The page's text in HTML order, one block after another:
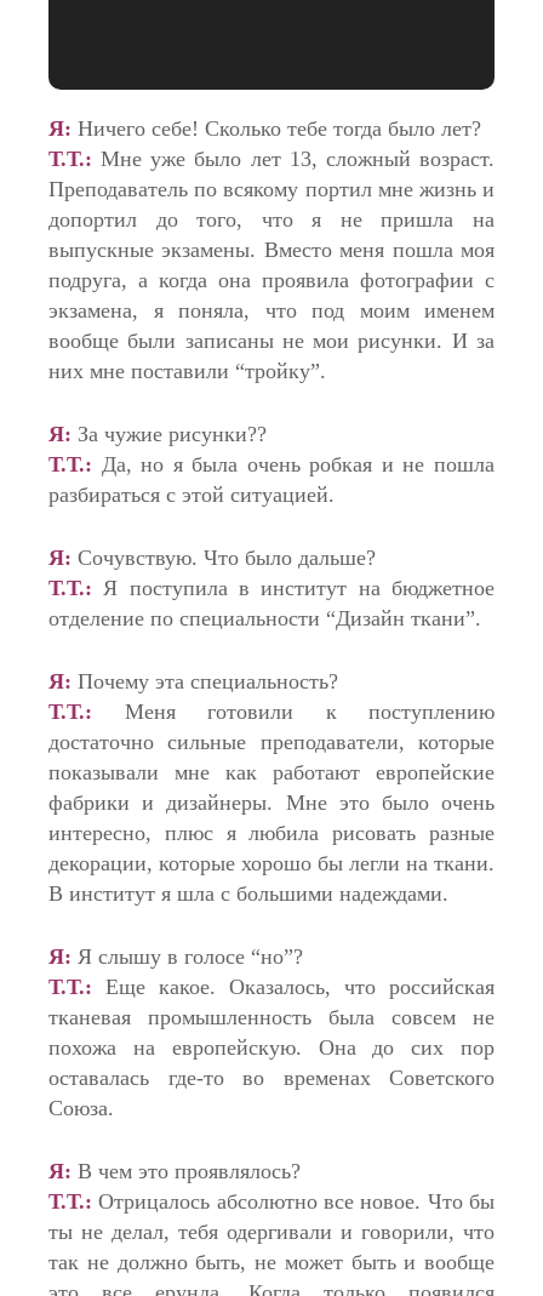
Я: Ничего себе! Сколько тебе тогда было лет?
Т.Т.: Мне уже было лет 13, сложный возраст.
Преподаватель по всякому портил мне жизнь и
допортил до того, что я не пришла на
выпускные экзамены. Вместо меня пошла моя
подруга, а когда она проявила фотографии с
экзамена, я поняла, что под моим именем
вообще были записаны не мои рисунки. И за
них мне поставили “тройку”.
Я: За чужие рисунки??
Т.Т.: Да, но я была очень робкая и не пошла
разбираться с этой ситуацией.
Я: Сочувствую. Что было дальше?
Т.Т.: Я поступила в институт на бюджетное
отделение по специальности “Дизайн ткани”.
Я: Почему эта специальность?
Т.Т.:
Меня готовили к поступлению
достаточно сильные преподаватели, которые
показывали мне как работают европейские
фабрики и дизайнеры. Мне это было очень
интересно, плюс я любила рисовать разные
декорации, которые хорошо бы легли на ткани.
В институт я шла с большими надеждами.
Я: Я слышу в голосе “но”?
Т.Т.: Еще какое. Оказалось, что российская
тканевая промышленность была совсем не
похожа на европейскую. Она до сих пор
оставалась где-то во временах Советского
Союза.
Я: В чем это проявлялось?
Т.Т.: Отрицалось абсолютно все новое. Что бы
ты не делал, тебя одергивали и говорили, что
так не должно быть, не может быть и вообще